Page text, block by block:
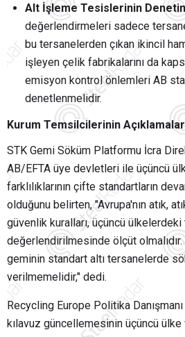
Alt İşleme Tesislerinin
değerlendirmeleri sadece
bu tersanelerden çıkan ikincil
işleyen çelik fabrikalarını da
emisyon kontrol önlemleri AB
denetlenmelidir.
Kurum Temsilcilerinin
STK Gemi Söküm Platformu İcra
AB/EFTA üye devletleri ile üçüncü
farklılıklarının çifte standartların
olduğunu belirten, "Avrupa'nın atık,
güvenlik kuralları, üçüncü
değerlendirilmesinde ölçüt
geminin standart altı tersanelerde
verilmemelidir," dedi.
Recycling Europe Politika
kılavuz güncellemesinin üçüncü